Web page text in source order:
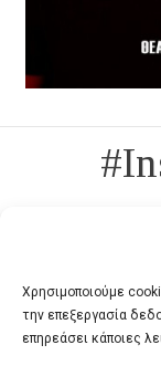
Χρησιμοποιούμε
την επεξεργασία
επηρεάσει κάποιες
Πολυτέλεια δεν